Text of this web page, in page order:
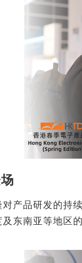
产品研发的持
东南亚等地区